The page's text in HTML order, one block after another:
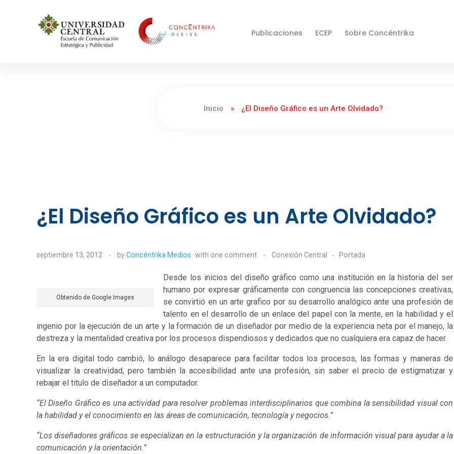
Publicaciones ECEP Sobre Concéntrika
Inicio » ¿El Diseño Gráfico es un Arte Olvidado?
¿El Diseño Gráfico es un Arte Olvidado?
septiembre 13, 2012 byConcéntrika Medios with one comment Conexión Central Portada
Obtenido de Google Images
Desde los inicios del diseño gráfico como una institución en la historia del ser
humano por expresar gráficamente con congruencia las concepciones creativas,
se convirtió en un arte grafico por su desarrollo analógico ante una profesión de
talento en el desarrollo de un enlace del papel con la mente, en la habilidad y el
ingenio por la ejecución de un arte y la formación de un diseñador por medio de la experiencia neta por el manejo, la
destreza y la mentalidad creativa por los procesos dispendiosos y dedicados que no cualquiera era capaz de hacer.
En la era digital todo cambió, lo análogo desaparece para facilitar todos los procesos, las formas y maneras de
visualizar la creatividad, pero también la accesibilidad ante una profesión, sin saber el precio de estigmatizar y
rebajar el titulo de diseñador a un computador.
“El Diseño Gráfico es una actividad para resolver problemas interdisciplinarios que combina la sensibilidad visual con
la habilidad y el conocimiento en las áreas de comunicación, tecnología y negocios.”
“Los diseñadores gráficos se especializan en la estructuración y la organización de información visual para ayudar a la
comunicación y la orientación.”